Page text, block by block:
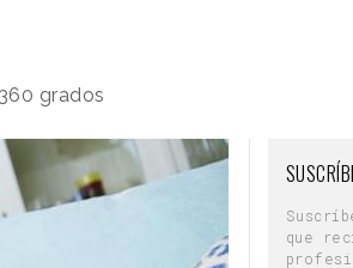
grados
que